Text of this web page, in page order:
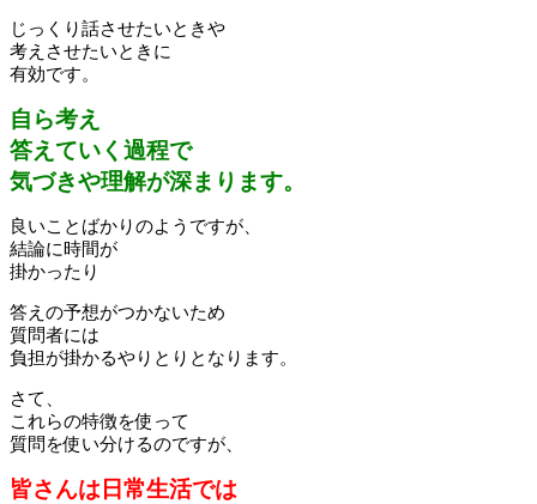
じっくり話させたいときや
考えさせたいときに
有効です。
自ら考え
答えていく過程で
気づきや理解が深まります。
良いことばかりのようですが、
結論に時間が
掛かったり
答えの予想がつかないため
質問者には
負担が掛かるやりとりとなります。
さて、
これらの特徴を使って
質問を使い分けるのですが、
皆さんは日常生活では